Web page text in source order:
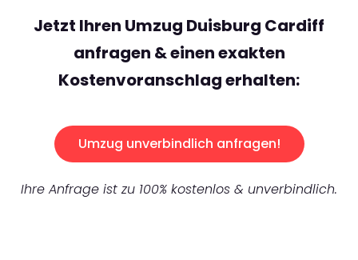
Jetzt Ihren Umzug Duisburg Cardiff
anfragen & einen exakten
Kostenvoranschlag erhalten:
Umzug unverbindlich anfragen!
Ihre Anfrage ist zu 100% kostenlos & unverbindlich.